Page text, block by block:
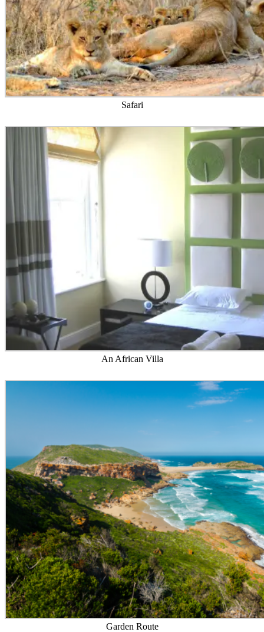
Safari
An African Villa
Garden Route